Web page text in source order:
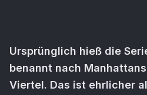
Ursprünglich hieß die
benannt nach
Viertel. Das ist ehrlicher